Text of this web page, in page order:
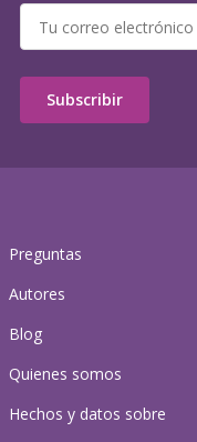
Preguntas
Autores
Blog
Quienes somos
Hechos y datos sobre
Subscribir